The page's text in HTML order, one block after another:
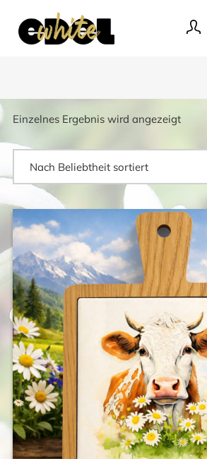
Einzelnes Ergebnis wird angezeigt